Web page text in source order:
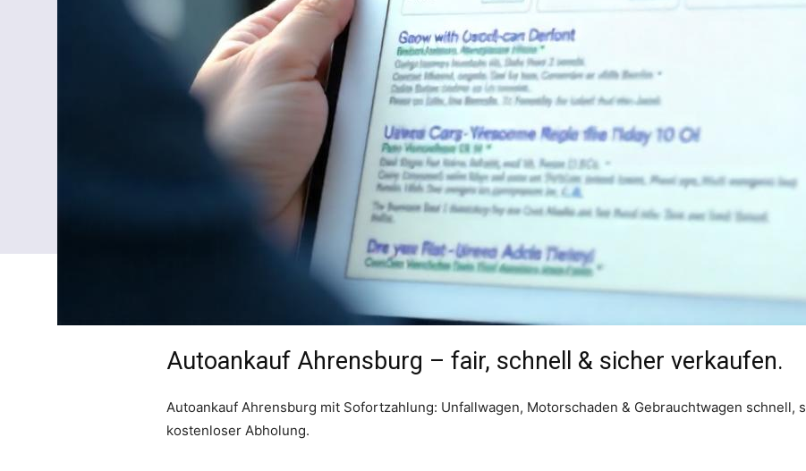
Autoankauf Ahrensburg – fair, schnell & sicher verkaufen.
Autoankauf Ahrensburg mit Sofortzahlung: Unfallwagen, Motorschaden & Gebrauchtwagen schnell,
kostenloser Abholung.